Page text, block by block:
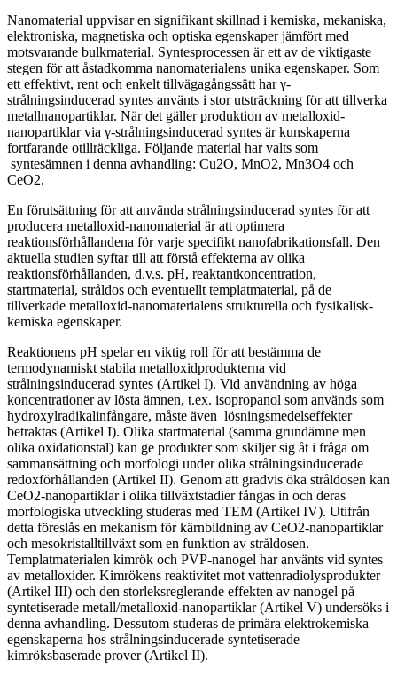
Nanomaterial uppvisar en signifikant skillnad i kemiska, mekaniska,
elektroniska, magnetiska och optiska egenskaper jämfört med
motsvarande bulkmaterial. Syntesprocessen är ett av de viktigaste
stegen för att åstadkomma nanomaterialens unika egenskaper. Som
ett effektivt, rent och enkelt tillvägagångssätt har γ-
strålningsinducerad syntes använts i stor utsträckning för att tillverka
metallnanopartiklar. När det gäller produktion av metalloxid-
nanopartiklar via γ-strålningsinducerad syntes är kunskaperna
fortfarande otillräckliga. Följande material har valts som
syntesämnen i denna avhandling: Cu2O, MnO­2, Mn3O4 och
CeO2.
En förutsättning för att använda strålningsinducerad syntes för att
producera metalloxid-nanomaterial är att optimera
reaktionsförhållandena för varje specifikt nanofabrikationsfall. Den
aktuella studien syftar till att förstå effekterna av olika
reaktionsförhållanden, d.v.s. pH, reaktantkoncentration,
startmaterial, stråldos och eventuellt templatmaterial, på de
tillverkade metalloxid-nanomaterialens strukturella och fysikalisk-
kemiska egenskaper.
Reaktionens pH spelar en viktig roll för att bestämma de
termodynamiskt stabila metalloxidprodukterna vid
strålningsinducerad syntes (Artikel I). Vid användning av höga
koncentrationer av lösta ämnen, t.ex. isopropanol som används som
hydroxylradikalinfångare, måste även lösningsmedelseffekter
betraktas (Artikel I). Olika startmaterial (samma grundämne men
olika oxidationstal) kan ge produkter som skiljer sig åt i fråga om
sammansättning och morfologi under olika strålningsinducerade
redoxförhållanden (Artikel II). Genom att gradvis öka stråldosen kan
CeO2-nanopartiklar i olika tillväxtstadier fångas in och deras
morfologiska utveckling studeras med TEM (Artikel IV). Utifrån
detta föreslås en mekanism för kärnbildning av CeO2-nanopartiklar
och mesokristalltillväxt som en funktion av stråldosen.
Templatmaterialen kimrök och PVP-nanogel har använts vid syntes
av metalloxider. Kimrökens reaktivitet mot vattenradiolysprodukter
(Artikel III) och den storleksreglerande effekten av nanogel på
syntetiserade metall/metalloxid-nanopartiklar (Artikel V) undersöks i
denna avhandling. Dessutom studeras de primära elektrokemiska
egenskaperna hos strålningsinducerade syntetiserade
kimröksbaserade prover (Artikel II).